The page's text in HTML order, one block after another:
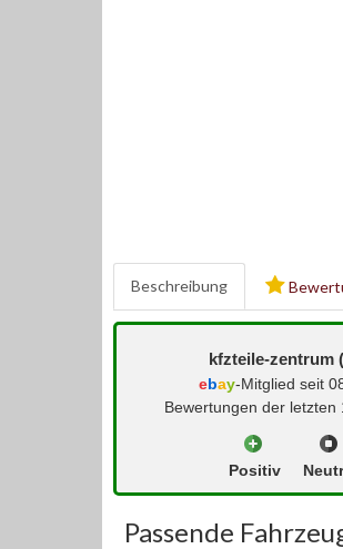
Beschreibung
kfzteile-zentrum (
ebay-Mitglied seit
Bewertungen der letzten
Positiv
Passende